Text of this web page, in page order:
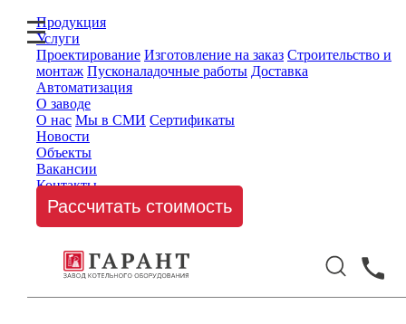
Продукция
Услуги
Проектирование Изготовление на заказ Строительство и
монтаж Пусконаладочные работы Доставка
Автоматизация
О заводе
О нас Мы в СМИ Сертификаты
Новости
Объекты
Вакансии
Контакты
Рассчитать стоимость